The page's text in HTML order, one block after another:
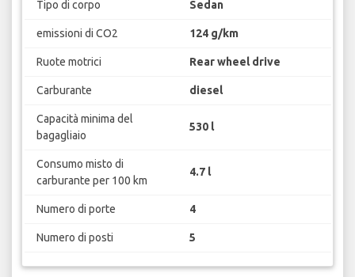
Tipo di corpo Sedan
emissioni di CO2 124 g/km
Ruote motrici Rear wheel drive
Carburante diesel
Capacità minima del
bagagliaio
530 l
Consumo misto di
carburante per 100 km
4.7 l
Numero di porte 4
Numero di posti 5